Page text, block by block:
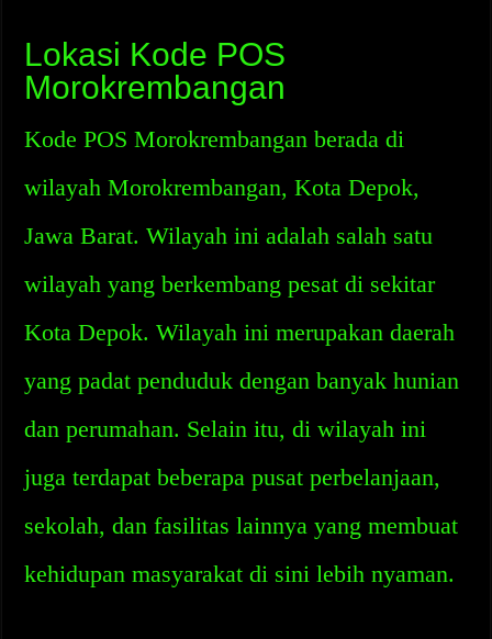
Lokasi Kode POS
Morokrembangan
Kode POS Morokrembangan berada di
wilayah Morokrembangan, Kota Depok,
Jawa Barat. Wilayah ini adalah salah satu
wilayah yang berkembang pesat di sekitar
Kota Depok. Wilayah ini merupakan daerah
yang padat penduduk dengan banyak hunian
dan perumahan. Selain itu, di wilayah ini
juga terdapat beberapa pusat perbelanjaan,
sekolah, dan fasilitas lainnya yang membuat
kehidupan masyarakat di sini lebih nyaman.